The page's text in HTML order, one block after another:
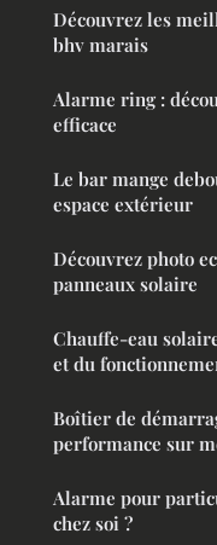
Découvrez les
bhv marais
Alarme ring :
efficace
Le bar mange
espace extérieur
Découvrez photo
panneaux solaire
Chauffe-eau
et du
Boîtier de
performance sur
Alarme pour
chez soi ?